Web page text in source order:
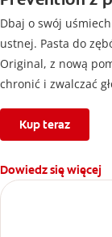
Dbaj o swój
ustnej. Pasta do
Original, z nową
chronić i zwalczać
godzinną ochronę
stabilizuje aktywny
wyższej⁴ skuteczności.
Czyli dokładnie to,
Opatentowana²
Kup teraz
Dowiedz się więcej